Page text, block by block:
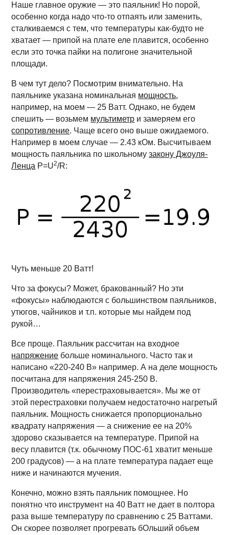
Наше главное оружие — это паяльник! Но порой,
особенно когда надо что-то отпаять или заменить,
сталкиваемся с тем, что температуры как-будто не
хватает — припой на плате еле плавится, особенно
если это точка пайки на полигоне значительной
площади.
В чем тут дело? Посмотрим внимательно. На
паяльнике указана номинальная мощность,
например, на моем — 25 Ватт. Однако, не будем
спешить — возьмем мультиметр и замеряем его
сопротивление. Чаще всего оно выше ожидаемого.
Например в моем случае — 2.43 кОм. Высчитываем
мощность паяльника по школьномузакону Джоуля-
Ленца P=U2/R:
Чуть меньше 20 Ватт!
Что за фокусы? Может, бракованный? Но эти
«фокусы» наблюдаются с большинством паяльников,
утюгов, чайников и т.п. которые мы найдем под
рукой…
Все проще. Паяльник рассчитан на входное
напряжение больше номинального. Часто так и
написано «220-240 В» например. А на деле мощность
посчитана для напряжения 245-250 В.
Производитель «перестраховывается». Мы же от
этой перестраховки получаем недостаточно нагретый
паяльник. Мощность снижается пропорционально
квадрату напряжения — а снижение ее на 20%
здорово сказывается на температуре. Припой на
весу плавится (т.к. обычному ПОС-61 хватит меньше
200 градусов) — а на плате температура падает еще
ниже и начинаются мучения.
Конечно, можно взять паяльник помощнее. Но
понятно что инструмент на 40 Ватт не дает в полтора
раза выше температуру по сравнению с 25 Ваттами.
Он скорее позволяет прогревать бОльший объем